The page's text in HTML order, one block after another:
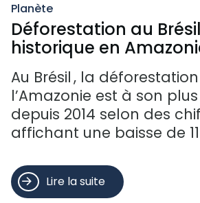
Planète
Déforestation au
historique en
Au Brésil , la
l’Amazonie est à son
depuis 2014 selon des
affichant une baisse de
Lire la suite